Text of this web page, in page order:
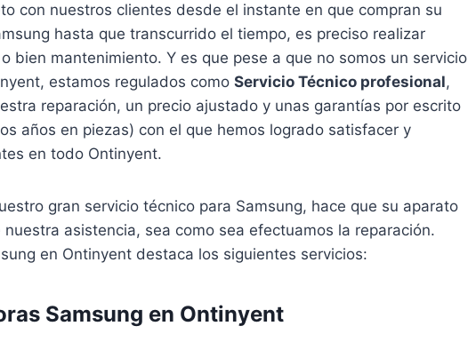
con nuestros clientes desde el instante en que compran su
hasta que transcurrido el tiempo, es preciso realizar
bien mantenimiento. Y es que pese a que no somos un servicio
estamos regulados como Servicio Técnico profesional,
reparación, un precio ajustado y unas garantías por escrito
años en piezas) con el que hemos logrado satisfacer y
en todo Ontinyent.
gran servicio técnico para Samsung, hace que su aparato
asistencia, sea como sea efectuamos la reparación.
en Ontinyent destaca los siguientes servicios:
Samsung en Ontinyent